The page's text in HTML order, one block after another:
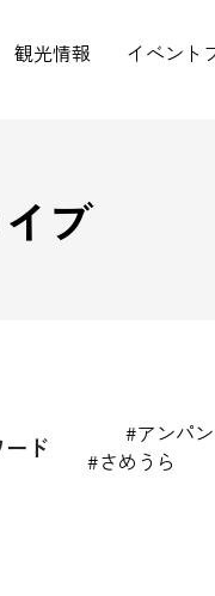
観光情報 イベント
ブ
ド アンパ
さめうら